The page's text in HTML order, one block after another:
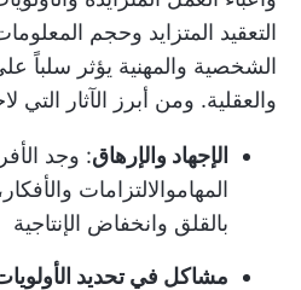
التعقيد المتزايد وحجم
الشخصية والمهنية يؤثر سلباً
والعقلية. ومن أبرز الآثار التي
الإجهاد والإرهاق: وجد
المهاموالالتزامات
بالقلق وانخفاض الإنتاجية
مشاكل في تحديد